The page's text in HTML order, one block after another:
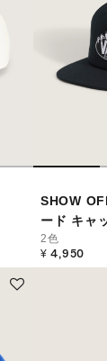
SHOW
ード キャ
2色
¥ 4,950